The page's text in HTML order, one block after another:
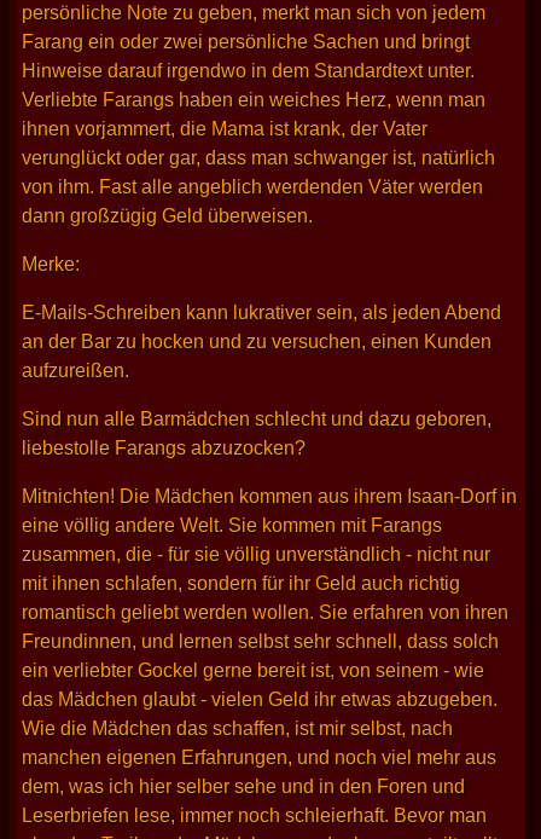
persönliche Note zu geben, merkt man sich von jedem
Farang ein oder zwei persönliche Sachen und bringt
Hinweise darauf irgendwo in dem Standardtext unter.
Verliebte Farangs haben ein weiches Herz, wenn man
ihnen vorjammert, die Mama ist krank, der Vater
verunglückt oder gar, dass man schwanger ist, natürlich
von ihm. Fast alle angeblich werdenden Väter werden
dann großzügig Geld überweisen.
Merke:
E-Mails-Schreiben kann lukrativer sein, als jeden Abend
an der Bar zu hocken und zu versuchen, einen Kunden
aufzureißen.
Sind nun alle Barmädchen schlecht und dazu geboren,
liebestolle Farangs abzuzocken?
Mitnichten! Die Mädchen kommen aus ihrem Isaan-Dorf in
eine völlig andere Welt. Sie kommen mit Farangs
zusammen, die - für sie völlig unverständlich - nicht nur
mit ihnen schlafen, sondern für ihr Geld auch richtig
romantisch geliebt werden wollen. Sie erfahren von ihren
Freundinnen, und lernen selbst sehr schnell, dass solch
ein verliebter Gockel gerne bereit ist, von seinem - wie
das Mädchen glaubt - vielen Geld ihr etwas abzugeben.
Wie die Mädchen das schaffen, ist mir selbst, nach
manchen eigenen Erfahrungen, und noch viel mehr aus
dem, was ich hier selber sehe und in den Foren und
Leserbriefen lese, immer noch schleierhaft. Bevor man